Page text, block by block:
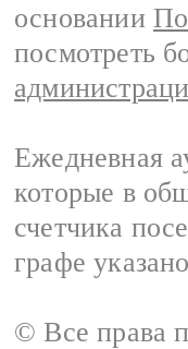
основании
посмотреть
Ежедневная
которые в
счетчика
графе
© Все права